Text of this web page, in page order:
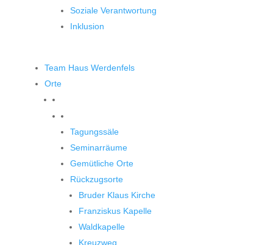
Soziale Verantwortung
Inklusion
Team Haus Werdenfels
Orte
Tagungssäle
Seminarräume
Gemütliche Orte
Rückzugsorte
Bruder Klaus Kirche
Franziskus Kapelle
Waldkapelle
Kreuzweg